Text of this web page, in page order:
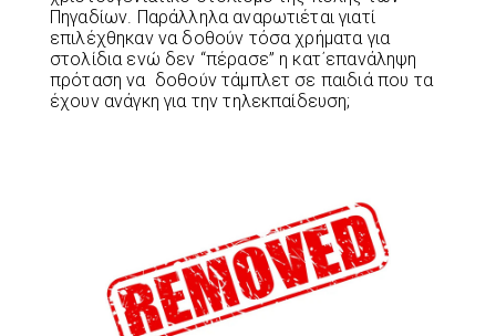
Πηγαδίων. Παράλληλα αναρωτιέται γιατί
επιλέχθηκαν να δοθούν τόσα χρήματα για
στολίδια ενώ δεν “πέρασε” η κατ΄επανάληψη
πρόταση να δοθούν τάμπλετ σε παιδιά που τα
έχουν ανάγκη για την τηλεκπαίδευση;